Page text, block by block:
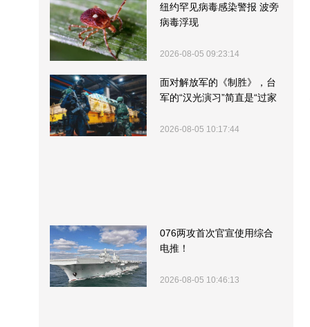
纽约罕见病毒感染警报 波旁
病毒浮现
2026-08-05 09:23:14
面对解放军的《制胜》，台
军的“汉光演习”简直是“过家
2026-08-05 10:17:44
076两攻首次官宣使用综合
电推！
2026-08-05 10:46:13